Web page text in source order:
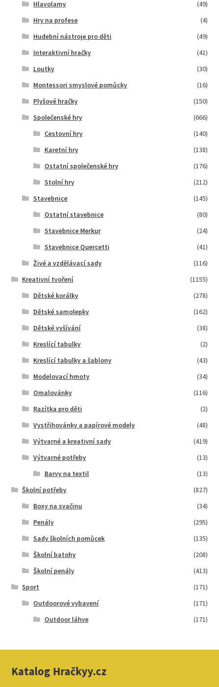
Hlavolamy
(49)
Hry na profese
(4)
Hudební nástroje pro děti
(49)
Interaktivní hračky
(41)
Loutky
(30)
Montessori smyslové pomůcky
(16)
Plyšové hračky
(150)
Společenské hry
(666)
Cestovní hry
(140)
Karetní hry
(138)
Ostatní společenské hry
(176)
Stolní hry
(212)
Stavebnice
(145)
Ostatní stavebnice
(80)
Stavebnice Merkur
(24)
Stavebnice Quercetti
(41)
Živé a vzdělávací sady
(116)
Kreativní tvoření
(1155)
Dětské korálky
(278)
Dětské samolepky
(162)
Dětské vyšívání
(38)
Kreslící tabulky
(2)
Kreslící tabulky a šablony
(43)
Modelovací hmoty
(34)
Omalovánky
(116)
Razítka pro děti
(2)
Vystřihovánky a papírové modely
(48)
Výtvarné a kreativní sady
(419)
Výtvarné potřeby
(13)
Barvy na textil
(13)
Školní potřeby
(827)
Boxy na svačinu
(34)
Penály
(295)
Sady školních pomůcek
(135)
Školní batohy
(208)
Školní penály
(413)
Sport
(171)
Outdoorové vybavení
(171)
Outdoor láhve
(171)
Katalog Hračkyy.cz